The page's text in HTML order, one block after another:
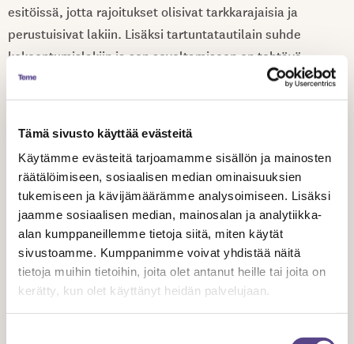
Tämä sivusto käyttää evästeitä
Käytämme evästeitä tarjoamamme sisällön ja mainosten
räätälöimiseen, sosiaalisen median ominaisuuksien
tukemiseen ja kävijämäärämme analysoimiseen. Lisäksi
jaamme sosiaalisen median, mainosalan ja analytiikka-
alan kumppaneillemme tietoja siitä, miten käytät
sivustoamme. Kumppanimme voivat yhdistää näitä
tietoja muihin tietoihin, joita olet antanut heille tai joita on
kerätty, kun olet käyttänyt heidän palvelujaan.
esitöissä, jotta rajoitukset olisivat tarkkarajaisia ja
perustuisivat lakiin. Lisäksi tartuntatautilain suhde
kokoontumislakiin ja sen soveltamiseen on tehtävä
selväksi lain esitöissä.
aikana syntynyt lain sanamuotoon ja tulkintaan liittyvä
ongelma. Nykyinen tartuntatautilaki mahdollistaa
ainoastaan yleisten kokousten tai yleisötilaisuuksien
kieltämisen, ei rajoittamista, mutta silti korona-aikana
yleisötilaisuuksiin kohdistui lukuisia rajoituksia.
Yleisötilaisuuksia ei lain sanamuodon mukaisesti kielletty,
vaan niitä rajoitettiin lukuisin eri tavoin ilman yhteyttä lain
sanamuotoon. On positiivista, että nyt ehdotettu sääntely
mahdollistaisi portaittaisen soveltamisen, jolloin